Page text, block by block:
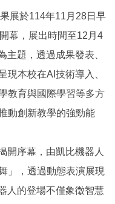
展於114年11月28日早
幕，展出時間至12月4
主題，透過成果發表、
現本校在AI技術導入、
教育與國際學習等多方
動創新教學的強勁能
序幕，由凱比機器人
」，透過動態表演展現
人的登場不僅象徵智慧